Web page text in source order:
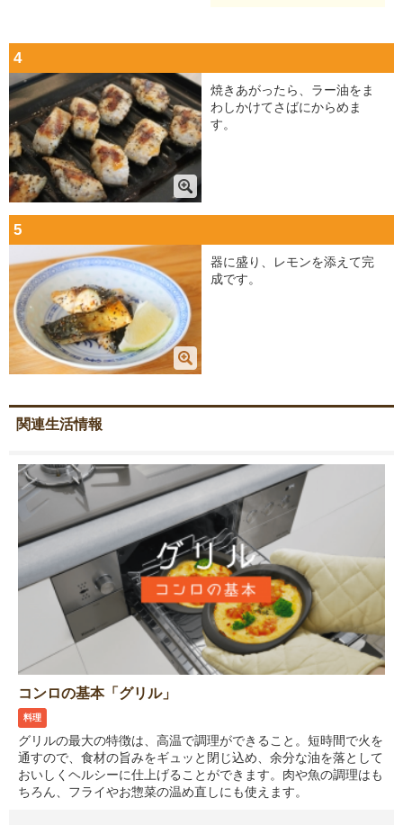
4
焼きあがったら、ラー油をま
わしかけてさばにからめま
す。
5
器に盛り、レモンを添えて完
成です。
関連生活情報
コンロの基本「グリル」
料理
グリルの最大の特徴は、高温で調理ができること。短時間で火を
通すので、食材の旨みをギュッと閉じ込め、余分な油を落として
おいしくヘルシーに仕上げることができます。肉や魚の調理はも
ちろん、フライやお惣菜の温め直しにも使えます。